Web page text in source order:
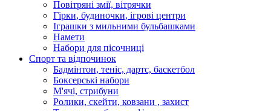
Повітряні змії, вітрячки
Гірки, будиночки, ігрові центри
Іграшки з мильними бульбашками
Намети
Набори для пісочниці
Спорт та відпочинок
Бадмінтон, теніс, дартс, баскетбол
Боксерські набори
М'ячі, стрибуни
Ролики, скейти, ковзани , захист